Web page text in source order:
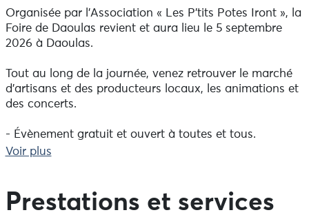
Organisée par l’Association « Les P’tits Potes Iront », la
Foire de Daoulas revient et aura lieu le 5 septembre
2026 à Daoulas.
Tout au long de la journée, venez retrouver le marché
d'artisans et des producteurs locaux, les animations et
des concerts.
- Évènement gratuit et ouvert à toutes et tous.
- Restauration et bar sur place (avec cochon grillé,
N'hésitez pas à nous rejoindre en tant que Bénévoles
pour préparer la fête ou le jour J !
Voir plus
Prestations et services